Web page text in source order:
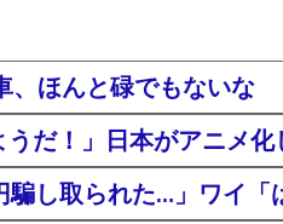
、ほんと碌でもないな
だ！」日本がアニメ
し取られた…」ワイ「